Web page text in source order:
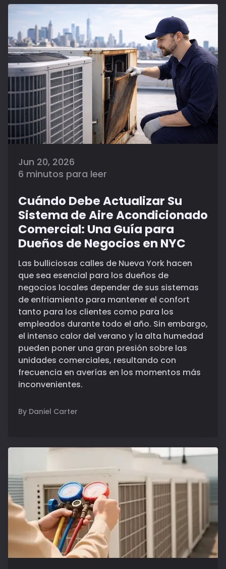
Jun 20, 2026
6 minutos para leer
Cuándo Debe Actualizar Su
Sistema de Aire Acondicionado
Comercial: Una Guía para
Dueños de Negocios en NYC
Las bulliciosas calles de Nueva York hacen
que sea esencial para los dueños de
negocios locales depender de sus sistemas
de enfriamiento para mantener el confort
tanto para los clientes como para los
empleados durante todo el año. Sin embargo,
el intenso calor del verano y la alta humedad
pueden poner una gran presión sobre las
unidades comerciales, resultando con
frecuencia en averías en los momentos más
inconvenientes.
By Daniel Carter